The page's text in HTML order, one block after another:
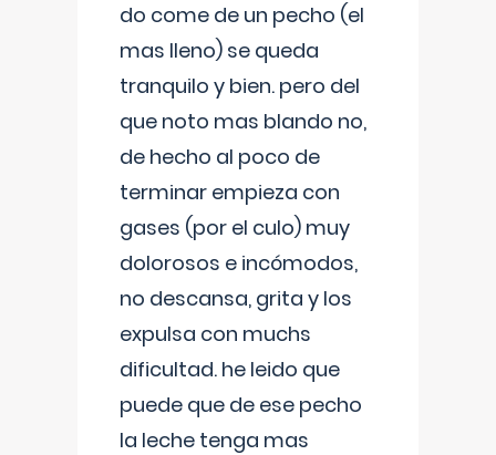
do come de un pecho (el
mas lleno) se queda
tranquilo y bien. pero del
que noto mas blando no,
de hecho al poco de
terminar empieza con
gases (por el culo) muy
dolorosos e incómodos,
no descansa, grita y los
expulsa con muchs
dificultad. he leido que
puede que de ese pecho
la leche tenga mas